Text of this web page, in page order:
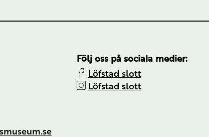
Följ oss på sociala medier:
Löfstad slott
Löfstad slott